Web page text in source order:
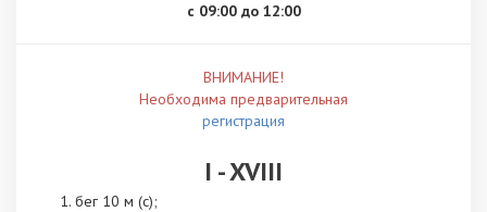
с 09:00 до 12:00
ВНИМАНИЕ!
Необходима предварительная
регистрация
I - XVIII
бег 10 м (с);